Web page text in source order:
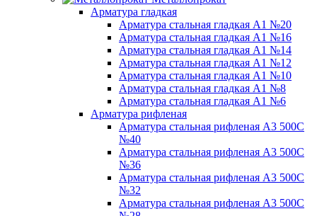
Арматура гладкая
Арматура стальная гладкая А1 №20
Арматура стальная гладкая А1 №16
Арматура стальная гладкая А1 №14
Арматура стальная гладкая А1 №12
Арматура стальная гладкая А1 №10
Арматура стальная гладкая А1 №8
Арматура стальная гладкая А1 №6
Арматура рифленая
Арматура стальная рифленая А3 500С
№40
Арматура стальная рифленая А3 500С
№36
Арматура стальная рифленая А3 500С
№32
Арматура стальная рифленая А3 500С